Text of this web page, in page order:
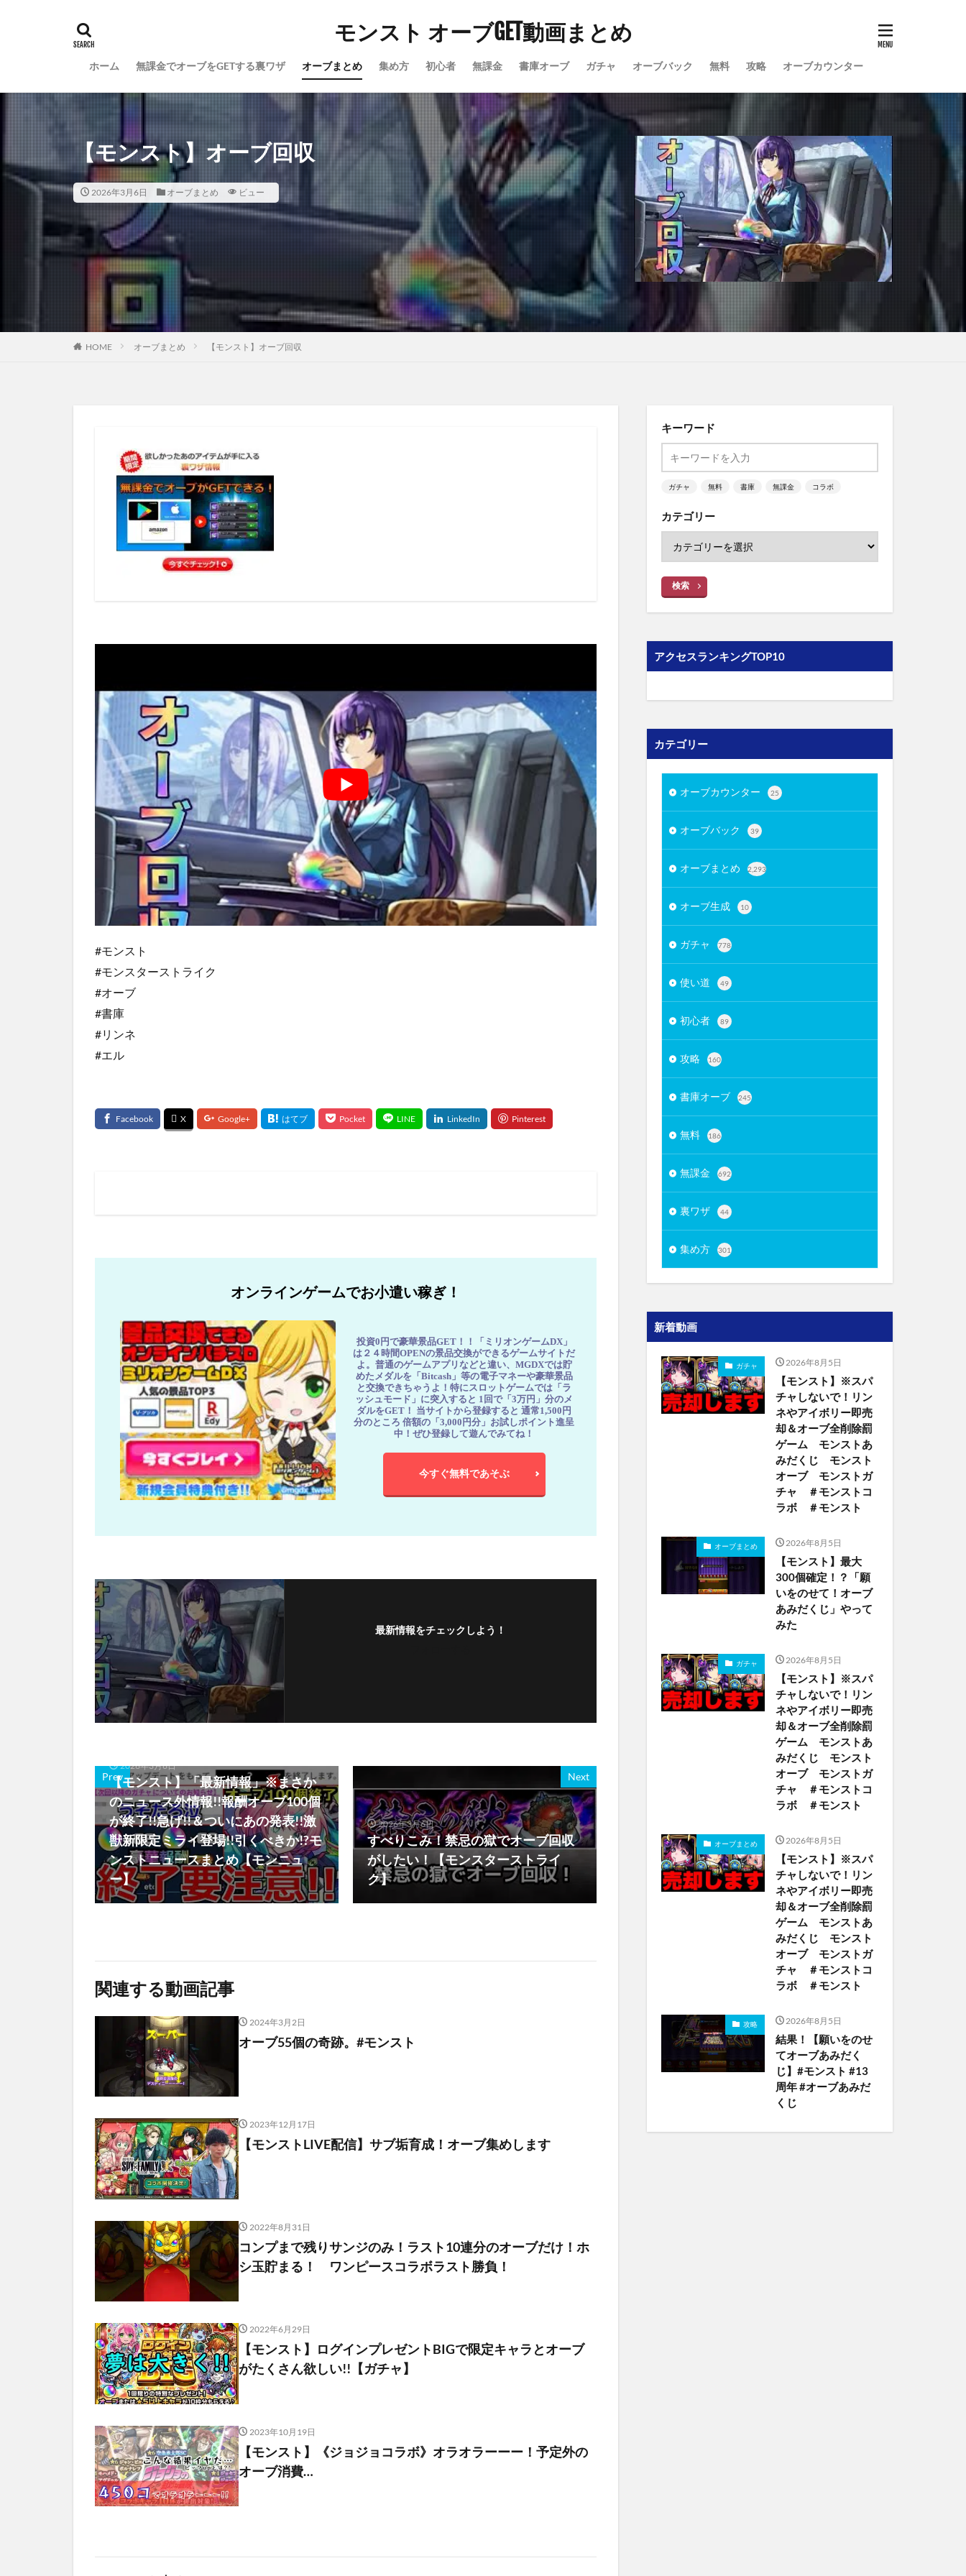
モンスト オーブGET動画まとめ
ホーム 無課金でオーブをGETする裏ワザ オーブまとめ 集め方 初心者 無課金 書庫オーブ ガチャ オーブバック 無料 攻略 オーブカウンター
【モンスト】オーブ回収
2026年3月6日 オーブまとめ ビュー
HOME オーブまとめ 【モンスト】オーブ回収
#モンスト
#モンスターストライク
#オーブ
#書庫
#リンネ
#エル
オンラインゲームでお小遣い稼ぎ！
投資0円で豪華景品GET！！「ミリオンゲームDX」
は２４時間OPENの景品交換ができるゲームサイトだ
よ。普通のゲームアプリなどと違い、MGDXでは貯
めたメダルを「Bitcash」等の電子マネーや豪華景品
と交換できちゃうよ！特にスロットゲームでは「ラ
ッシュモード」に突入すると 1回で「3万円」分のメ
ダルをGET！ 当サイトから登録すると 通常1,500円
分のところ 倍額の「3,000円分」お試しポイント進呈
中！ぜひ登録して遊んでみてね！
今すぐ無料であそぶ
最新情報をチェックしよう！
Prev
2026年3月6日
【モンスト】「最新情報」※まさか
のニュース外情報!!報酬オーブ100個
が終了!!急げ!!＆ついにあの発表!!激
獣新限定ミライ登場!!引くべきか!?モ
ンストニュースまとめ【モンニュ
ー】
Next
2026年3月6日
すべりこみ！禁忌の獄でオーブ回収
がしたい！【モンスターストライ
ク】
関連する動画記事
2024年3月2日
オーブ55個の奇跡。#モンスト
2023年12月17日
【モンストLIVE配信】サブ垢育成！オーブ集めします
2022年8月31日
コンプまで残りサンジのみ！ラスト10連分のオーブだけ！ホ
シ玉貯まる！ ワンピースコラボラスト勝負！
2022年6月29日
【モンスト】ログインプレゼントBIGで限定キャラとオーブ
がたくさん欲しい!!【ガチャ】
2023年10月19日
【モンスト】《ジョジョコラボ》オラオラーーー！予定外の
オーブ消費…
キーワード
ガチャ 無料 書庫 無課金 コラボ
カテゴリー
検索
アクセスランキングTOP10
カテゴリー
オーブカウンター 25
オーブバック 39
オーブまとめ 2,293
オーブ生成 10
ガチャ 778
使い道 49
初心者 89
攻略 160
書庫オーブ 245
無料 186
無課金 692
裏ワザ 44
集め方 301
新着動画
ガチャ 2026年8月5日
【モンスト】※スパ
チャしないで！リン
ネやアイボリー即売
却＆オーブ全削除罰
ゲーム モンストあ
みだくじ モンスト
オーブ モンストガ
チャ ＃モンストコ
ラボ ＃モンスト
オーブまとめ 2026年8月5日
【モンスト】最大
300個確定！？「願
いをのせて！オーブ
あみだくじ」やって
みた
ガチャ 2026年8月5日
【モンスト】※スパ
チャしないで！リン
ネやアイボリー即売
却＆オーブ全削除罰
ゲーム モンストあ
みだくじ モンスト
オーブ モンストガ
チャ ＃モンストコ
ラボ ＃モンスト
オーブまとめ 2026年8月5日
【モンスト】※スパ
チャしないで！リン
ネやアイボリー即売
却＆オーブ全削除罰
ゲーム モンストあ
みだくじ モンスト
オーブ モンストガ
チャ ＃モンストコ
ラボ ＃モンスト
攻略 2026年8月5日
結果！【願いをのせ
てオーブあみだく
じ】#モンスト #13
周年 #オーブあみだ
くじ